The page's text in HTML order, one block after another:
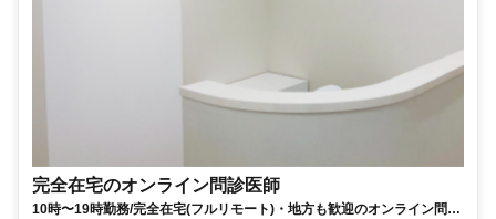
完全在宅のオンライン問診医師
10時〜19時勤務/完全在宅(フルリモート)・地方も歓迎のオンライン問診